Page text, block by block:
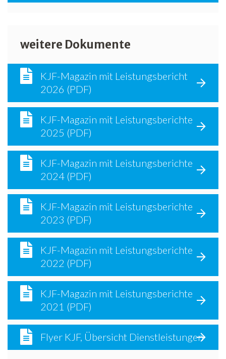
weitere Dokumente
KJF-Magazin mit Leistungsbericht
2026 (PDF)
KJF-Magazin mit Leistungsberichte
2025 (PDF)
KJF-Magazin mit Leistungsberichte
2024 (PDF)
KJF-Magazin mit Leistungsberichte
2023 (PDF)
KJF-Magazin mit Leistungsberichte
2022 (PDF)
KJF-Magazin mit Leistungsberichte
2021 (PDF)
Flyer KJF, Übersicht Dienstleistungen